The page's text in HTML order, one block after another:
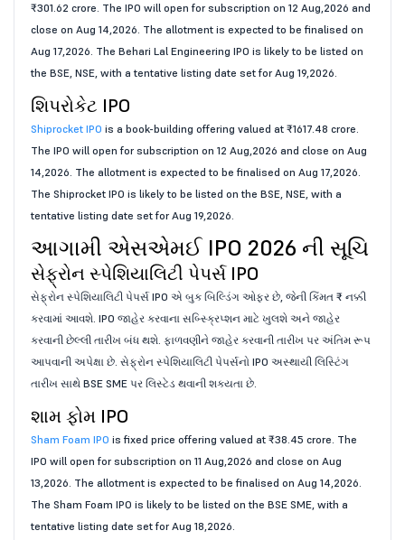
₹301.62 crore. The IPO will open for subscription on 12 Aug,2026 and
close on Aug 14,2026. The allotment is expected to be finalised on
Aug 17,2026. The Behari Lal Engineering IPO is likely to be listed on
the BSE, NSE, with a tentative listing date set for Aug 19,2026.
શિપરોકેટ IPO
Shiprocket IPO is a book-building offering valued at ₹1617.48 crore.
The IPO will open for subscription on 12 Aug,2026 and close on Aug
14,2026. The allotment is expected to be finalised on Aug 17,2026.
The Shiprocket IPO is likely to be listed on the BSE, NSE, with a
tentative listing date set for Aug 19,2026.
આગામી એસએમઈ IPO 2026 ની સૂચિ
સેફ્રોન સ્પેશિયાલિટી પેપર્સ IPO
સેફ્રોન સ્પેશિયાલિટી પેપર્સ IPO એ બુક બિલ્ડિંગ ઓફર છે, જેની કિંમત ₹ નક્કી
કરવામાં આવશે. IPO જાહેર કરવાના સબ્સ્ક્રિપ્શન માટે ખુલશે અને જાહેર
કરવાની છેલ્લી તારીખ બંધ થશે. ફાળવણીને જાહેર કરવાની તારીખ પર અંતિમ રૂપ
આપવાની અપેક્ષા છે. સેફ્રોન સ્પેશિયાલિટી પેપર્સનો IPO અસ્થાયી લિસ્ટિંગ
તારીખ સાથે BSE SME પર લિસ્ટેડ થવાની શક્યતા છે.
શામ ફોમ IPO
Sham Foam IPO is fixed price offering valued at ₹38.45 crore. The
IPO will open for subscription on 11 Aug,2026 and close on Aug
13,2026. The allotment is expected to be finalised on Aug 14,2026.
The Sham Foam IPO is likely to be listed on the BSE SME, with a
tentative listing date set for Aug 18,2026.